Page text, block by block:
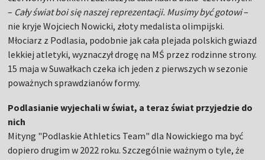
– Cały świat boi się naszej reprezentacji. Musimy być gotowi–
nie kryje Wojciech Nowicki, złoty medalista olimpijski.
Młociarz z Podlasia, podobnie jak cała plejada polskich gwiazd
lekkiej atletyki, wyznaczył drogę na MŚ przez rodzinne strony.
15 maja w Suwałkach czeka ich jeden z pierwszych w sezonie
poważnych sprawdzianów formy.
Podlasianie wyjechali w świat, a teraz świat przyjedzie do
nich
Mityng "Podlaskie Athletics Team" dla Nowickiego ma być
dopiero drugim w 2022 roku. Szczególnie ważnym o tyle, że